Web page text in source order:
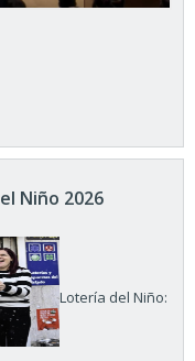
Niño 2026
Lotería del Niño: